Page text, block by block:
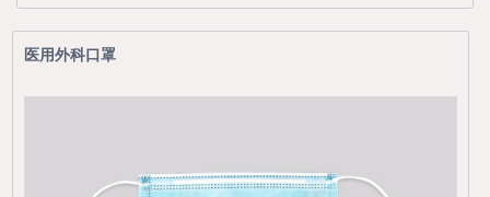
医用外科口罩